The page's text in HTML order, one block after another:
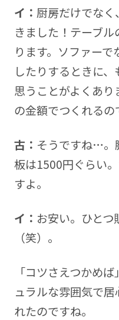
イ： 厨房だけでな
きました！テーブ
ります。ソファー
したりするときに
思うことがよくあ
の金額でつくれるの
古： そうですね…。
板は1500円ぐらい
すよ。
イ： お安い。ひと
（笑）。
「コツさえつかめ
ュラルな雰囲気で
れたのですね。